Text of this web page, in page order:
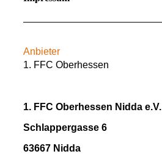
Anbieter
1. FFC Oberhessen
1. FFC Oberhessen Nidda e.V.
Schlappergasse 6
63667 Nidda